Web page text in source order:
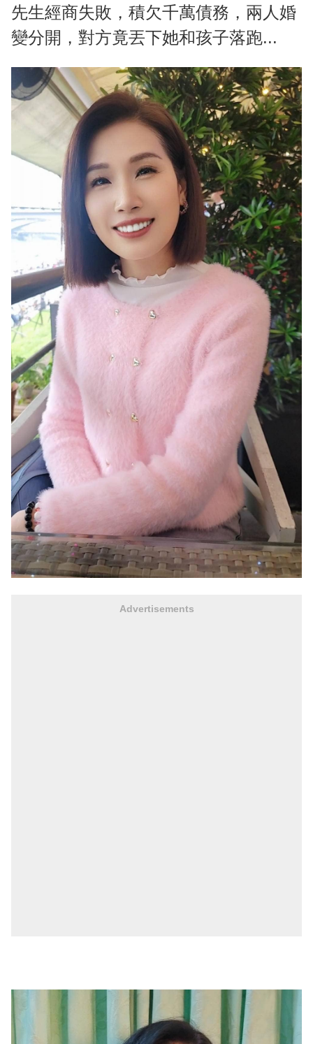
先生經商失敗，積欠千萬債務，兩人婚
變分開，對方竟丟下她和孩子落跑...
Advertisements